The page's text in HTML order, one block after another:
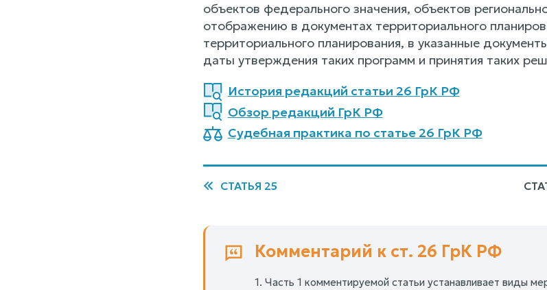
объектов федерального значения, объектов
отображению в документах территориального
территориального планирования, в указанные
даты утверждения таких программ и принятия таких
История редакций статьи 26 ГрК РФ
Обзор редакций ГрК РФ
Судебная практика по статье 26 ГрК РФ
СТАТЬЯ 25
Комментарий к ст. 26 ГрК РФ
1. Часть 1 комментируемой статьи устанавливает виды